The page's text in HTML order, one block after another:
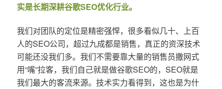
实是长期深耕谷歌SEO优化行业。
我们对团队的定位是精密强悍，很多看似几十、上百
人的SEO公司，超过九成都是销售，真正的资深技术
可能还没我们多。我们不需要靠大量的销售员撒网式
用“嘴”拉客，我们自己就是做谷歌SEO的，SEO就是
我们最大的客流来源。技术实力看得到，这也是为什